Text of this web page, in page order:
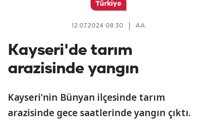
Türkiye
AA
12.07.2024 08:30
Kayseri'de tarım
arazisinde yangın
Kayseri'nin Bünyan ilçesinde tarım
arazisinde gece saatlerinde yangın çıktı.